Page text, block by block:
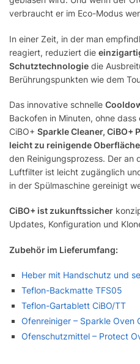
verbraucht er im Eco-Modus
In einer Zeit, in der man
reagiert, reduziert die
Schutztechnologie die
Berührungspunkten wie dem
Das innovative schnelle
Backofen in Minuten, ohne
CiBO+ Sparkle Cleaner, CiBO+
leicht zu reinigende
den Reinigungsprozess. Der an
Luftfilter ist leicht zugänglich
in der Spülmaschine gereinigt
CiBO+ ist zukunftssicher
Updates, Konfiguration und
Zubehör im Lieferumfang:
Heber mit Handschutz und
Teflon-Backmatte TFS05
Teflon-Gartablett CiBO/TT
Ofenreiniger – Sparkle Oven
Ofenschutzmittel – Protect